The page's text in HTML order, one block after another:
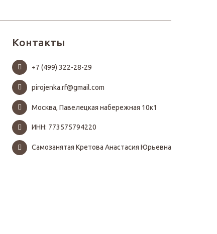
Контакты
+7 (499) 322-28-29
pirojenka.rf@gmail.com
Москва, Павелецкая набережная 10к1
ИНН: 773575794220
Самозанятая Кретова Анастасия Юрьевна